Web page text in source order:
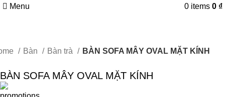
Menu 0 items 0 ₫
Bàn Bàn trà BÀN SOFA MÂY OVAL MẶT KÍNH
BÀN SOFA MÂY OVAL MẶT KÍNH